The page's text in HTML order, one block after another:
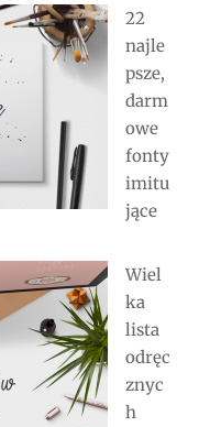
22
najle
psze,
darm
owe
fonty
imitu
jące
Wiel
ka
lista
odręc
znyc
h